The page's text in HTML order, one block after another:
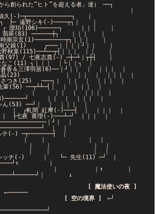
た“ヒト”を超える者」達） ──┐
｜
｜
キ(-)────┬┐｜ ｜
珀(106)──────┐ ｜｜｜ ｜
｜｜｜ ｜
｜｜｜ ｜
南父娘(1) ┌───｜｜｜｜┘｜｜ ｜
｜｜｜ ｜｜ ｜
(-) ─┼─┴｜┬┼┤ ｜
┐｜｜｜ ｜└｜｜┐ ｜
┘｜｜ ｜ ｜｜｜ ｜
｜ ｜｜｜ ｜
｜ ｜ ｜｜｜ ｜
──┬┴┴─┤｜ ｜ ｜｜｜ ｜
｜ ｜｜｜ ｜
｜｜ ｜ ｜｜｜ ｜
｜ ｜ ｜｜｜ ｜
｜ ｜｜｜ ｜
理(-)───┴─┘ ｜｜｜ ｜
｜┘｜ ｜
｜ ｜
｜
？─┘ ｜ ｜ ｜ ｜
｜ ｜ ｜ ｜
｜ ｜ ｜ ｜ ｜
└─ 先生(11) ─┘ ｜
｜
↑ ｜
｜ ↓
[ 魔法使いの夜 ]
←──────
[ 空の境界 ]
←┘